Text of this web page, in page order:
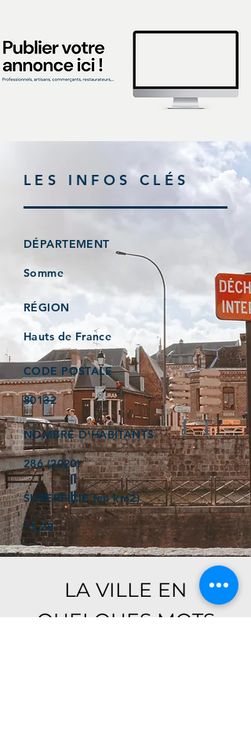
LES INFOS CLÉS
DÉPARTEMENT
Somme
RÉGION
Hauts de France
CODE POSTALE
80132
NOMBRE D'HABITANTS
286 (2020)
SUPERFICIE (en km2)
11,28
LA VILLE EN
QUELQUES MOTS